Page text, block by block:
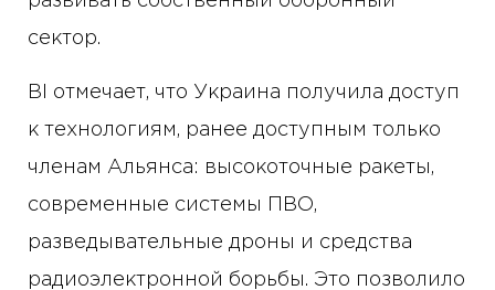
сектор.
BI отмечает, что Украина получила доступ
к технологиям, ранее доступным только
членам Альянса: высокоточные ракеты,
современные системы ПВО,
разведывательные дроны и средства
радиоэлектронной борьбы. Это позволило